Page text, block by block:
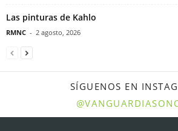
Las pinturas de Kahlo
RMNC - 2 agosto, 2026
SÍGUENOS EN